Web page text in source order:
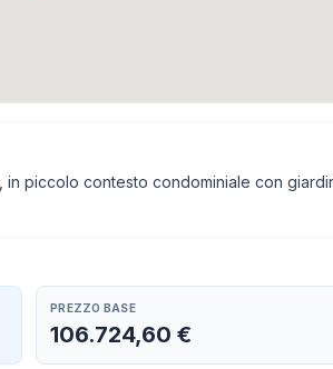
piccolo contesto condominiale con
PREZZO BASE
106.724,60 €